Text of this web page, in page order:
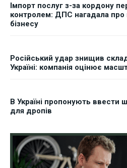
Імпорт послуг з-за кордону
контролем: ДПС нагадала про
бізнесу
Російський удар знищив
Україні: компанія оцінює
В Україні пропонують ввести
для дропів